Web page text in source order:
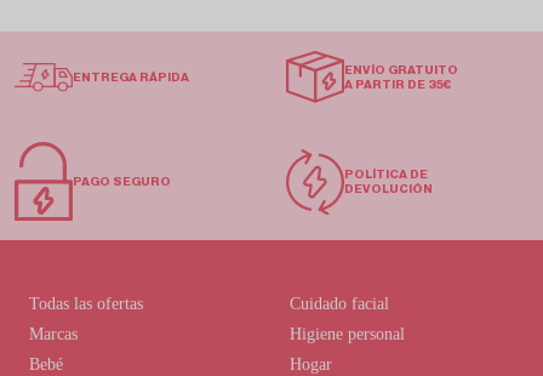
ENTREGA RÁPIDA
ENVÍO GRATUITO
A PARTIR DE 35€
PAGO SEGURO
POLÍTICA DE
DEVOLUCIÓN
Todas las ofertas
Marcas
Bebé
Cuidado facial
Higiene personal
Hogar